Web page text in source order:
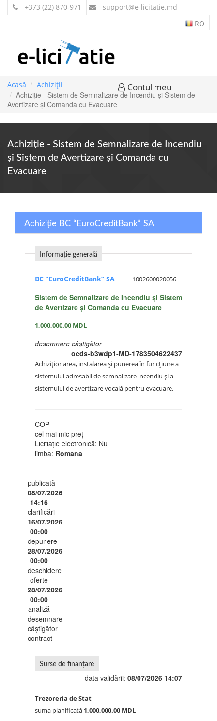
+373 (22) 870-971 support@e-licitatie.md
RO
Contul meu
Acasă Achiziții
Achiziție - Sistem de Semnalizare de Incendiu şi Sistem de
Avertizare şi Comanda cu Evacuare
Achiziție - Sistem de Semnalizare de Incendiu
şi Sistem de Avertizare şi Comanda cu
Evacuare
Achiziție BC “EuroCreditBank” SA
Informație generală
BC “EuroCreditBank” SA 1002600020056
Sistem de Semnalizare de Incendiu şi Sistem
de Avertizare şi Comanda cu Evacuare
1,000,000.00 MDL
desemnare câștigător
ocds-b3wdp1-MD-1783504622437
Achiziționarea, instalarea și punerea în funcțiune a
sistemului adresabil de semnalizare incendiu și a
sistemului de avertizare vocală pentru evacuare.
COP
cel mai mic preț
Licitiație electronică: Nu
limba: Romana
publicată
08/07/2026
14:16
clarificări
16/07/2026
00:00
depunere
28/07/2026
00:00
deschidere
oferte
28/07/2026
00:00
analiză
desemnare
câștigător
contract
Surse de finanțare
data validării: 08/07/2026 14:07
Trezoreria de Stat
suma planificată 1,000,000.00 MDL